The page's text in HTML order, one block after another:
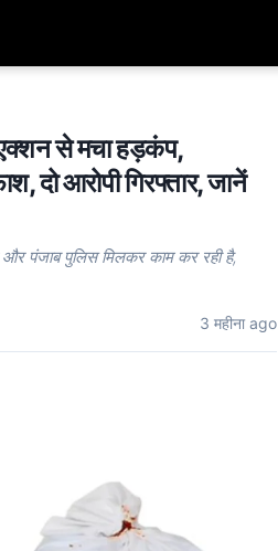
से मचा हड़कंप,
दो आरोपी गिरफ्तार, जानें
पंजाब पुलिस मिलकर काम कर रही है,
3 महीना ago